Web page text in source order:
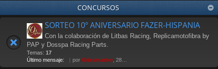
CONCURSOS
SORTEO 10º ANIVERSARIO FAZER-HISPANIA
Con la colaboración de Litbas Racing, Replicamotofibra by
PAP y Dosspa Racing Parts.
Temas: 17
Último mensaje:
por Güesmaster , 28 Nov 2011 20:13